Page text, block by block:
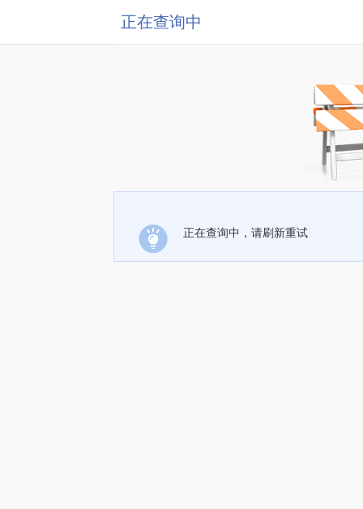
正在查询中
正在查询中，请刷新重试